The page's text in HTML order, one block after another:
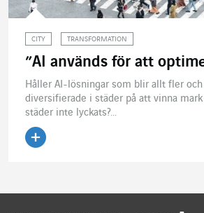
CITY TRANSFORMATION
”AI används för att
Håller AI-lösningar som blir allt fler
diversifierade i städer på att vinna mark
städer inte lyckats?...